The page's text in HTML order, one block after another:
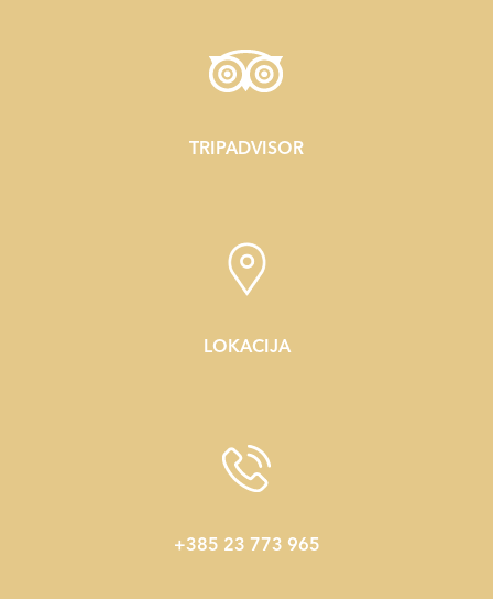
TRIPADVISOR
LOKACIJA
+385 23 773 965